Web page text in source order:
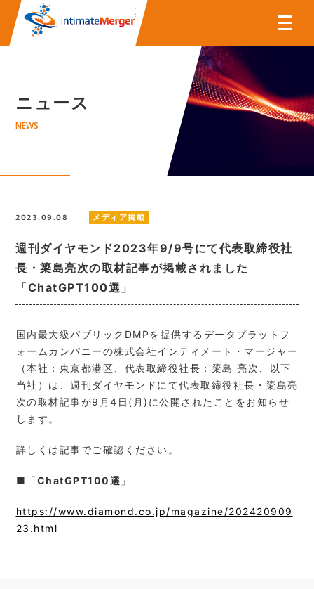
株式会社インティメート・マー
ニュース
NEWS
2023.09.08 メディア掲載
週刊ダイヤモンド2023年9/9号にて代表取締役社
長・簗島亮次の取材記事が掲載されました
「ChatGPT100選」
国内最大級パブリックDMPを提供するデータプラットフ
ォームカンパニーの株式会社インティメート・マージャー
（本社：東京都港区、代表取締役社長：簗島 亮次、以下
当社）は、週刊ダイヤモンドにて代表取締役社長・簗島亮
次の取材記事が9月4日(月)に公開されたことをお知らせ
します。
詳しくは記事でご確認ください。
■ 「ChatGPT100選 」
https://www.diamond.co.jp/magazine/202420909
23.html